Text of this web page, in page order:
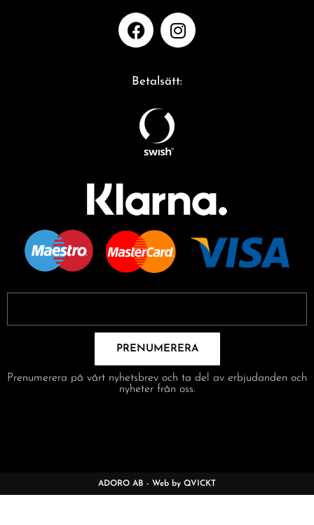
Betalsätt:
PRENUMERERA
Prenumerera på vårt nyhetsbrev och ta del av erbjudanden och
nyheter från oss.
ADORO AB - Web by QVICKT